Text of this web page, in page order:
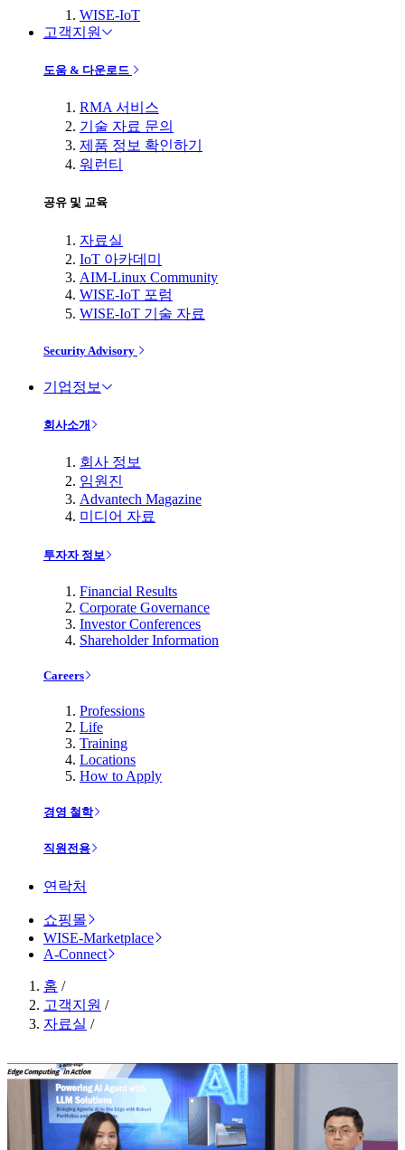
WISE-IoT
고객지원
도움 & 다운로드
RMA 서비스
기술 자료 문의
제품 정보 확인하기
워런티
공유 및 교육
자료실
IoT 아카데미
AIM-Linux Community
WISE-IoT 포럼
WISE-IoT 기술 자료
Security Advisory
기업정보
회사소개
회사 정보
임원진
Advantech Magazine
미디어 자료
투자자 정보
Financial Results
Corporate Governance
Investor Conferences
Shareholder Information
Careers
Professions
Life
Training
Locations
How to Apply
경영 철학
직원전용
연락처
쇼핑몰
WISE-Marketplace
A-Connect
홈 /
고객지원 /
자료실 /